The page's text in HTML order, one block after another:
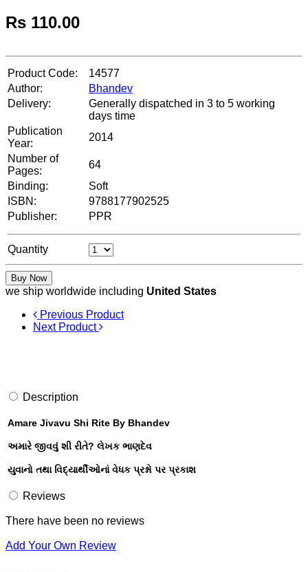
Rs 110.00
Product Code:
14577
Author:
Bhandev
Delivery:
Generally dispatched in 3 to 5 working
days time
Publication
Year:
2014
Number of
Pages:
64
Binding:
Soft
ISBN:
9788177902525
Publisher:
PPR
Quantity
Buy Now
we ship worldwide including United States
Previous Product
Next Product
Description
Amare Jivavu Shi Rite By Bhandev
અમારે જીવવું શી રીતે? લેખક ભાણદેવ
યુવાનો તથા વિદ્યાર્થીઓનાં વેધક પ્રશ્નો પર પ્રકાશ
Reviews
There have been no reviews
Add Your Own Review